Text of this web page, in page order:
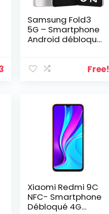
Samsung Fold3
5G – Smartphone
Android débloqué
Free!
Xiaomi Redmi 9C
NFC- Smartphone
Débloqué 4G